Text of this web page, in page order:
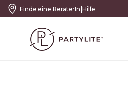
Finde eine BeraterIn|Hilfe